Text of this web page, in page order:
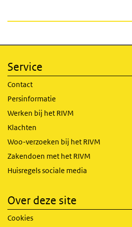
Service
Contact
Persinformatie
Werken bij het RIVM
Klachten
Woo-verzoeken bij het RIVM
Zakendoen met het RIVM
Huisregels sociale media
Over deze site
Cookies